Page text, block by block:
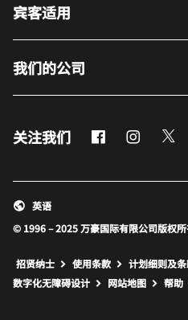
宾客适用
我们的公司
关注我们 Facebook
© 1996 – 2025 万豪国际有限公司版权
英语
招贤纳士 使用条款 计划细则及
数字化无障碍设计
网站地图 打
帮助